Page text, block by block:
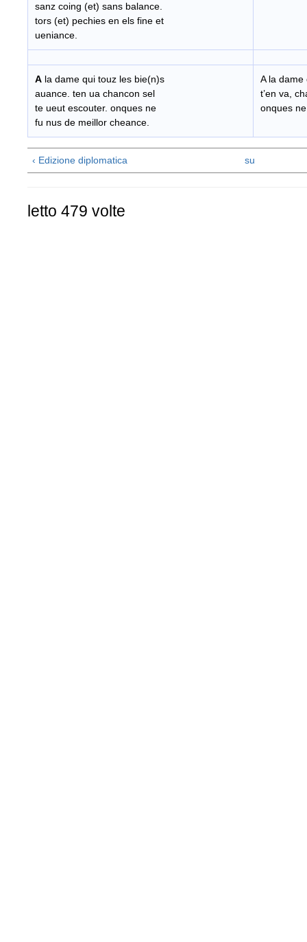
sanz coing (et) sans balance.
tors (et) pechies en els fine et
ueniance.
A la dame qui touz les bie(n)s
auance. ten ua chancon sel
te ueut escouter. onques ne
fu nus de meillor cheance.
A la dame
t’en va,
onques
‹ Edizione diplomatica su
letto 479 volte